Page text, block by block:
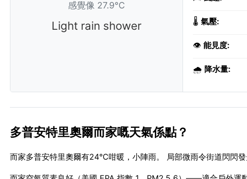
感覺像 27.9°C
Light rain shower 🌡️ 氣壓:
👁️ 能見度:
🌧️ 降水量:
多普安特里奧爾而家嘅天氣係點？
而家多普安特里奧爾有24°C咁暖，小陣雨。 局部微雨令街道閃閃